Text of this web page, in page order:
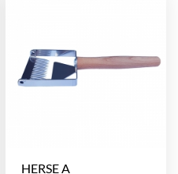
HERSE A